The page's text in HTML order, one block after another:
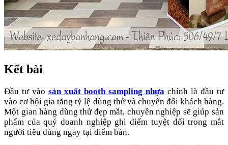
Kết bài
Đầu tư vào sản xuất booth sampling nhựa chính là đầu tư
vào cơ hội gia tăng tỷ lệ dùng thử và chuyển đổi khách hàng.
Một gian hàng dùng thử đẹp mắt, chuyên nghiệp sẽ giúp sản
phẩm của quý doanh nghiệp ghi điểm tuyệt đối trong mắt
người tiêu dùng ngay tại điểm bán.